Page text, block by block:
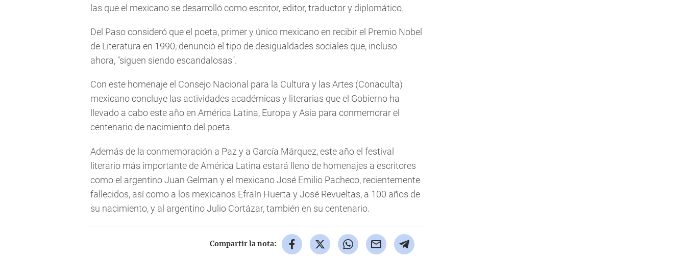
las que el mexicano se desarrolló como escritor, editor, traductor y diplomático.
Del Paso consideró que el poeta, primer y único mexicano en recibir el Premio Nobel
de Literatura en 1990, denunció el tipo de desigualdades sociales que, incluso
ahora, "siguen siendo escandalosas".
Con este homenaje el Consejo Nacional para la Cultura y las Artes (Conaculta)
mexicano concluye las actividades académicas y literarias que el Gobierno ha
llevado a cabo este año en América Latina, Europa y Asia para conmemorar el
centenario de nacimiento del poeta.
Además de la conmemoración a Paz y a García Márquez, este año el festival
literario más importante de América Latina estará lleno de homenajes a escritores
como el argentino Juan Gelman y el mexicano José Emilio Pacheco, recientemente
fallecidos, así como a los mexicanos Efraín Huerta y José Revueltas, a 100 años de
su nacimiento, y al argentino Julio Cortázar, también en su centenario.
Compartir la nota: